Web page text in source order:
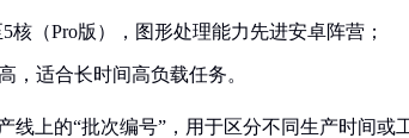
核（Pro版），图形处理能力先进安卓阵营；
，适合长时间高负载任务。
上的“批次编号”，用于区分不同生产时间或